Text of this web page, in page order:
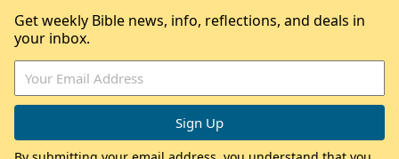
Get weekly Bible news, info, reflections, and deals in
your inbox.